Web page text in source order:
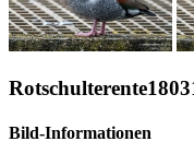
Bild-Informationen